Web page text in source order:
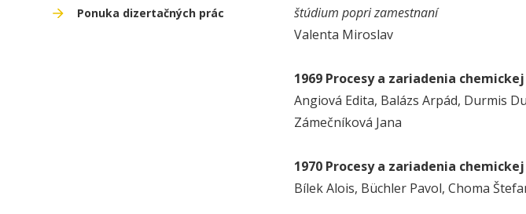
Ponuka dizertačných prác
štúdium popri zamestnaní
Valenta Miroslav
1969 Procesy a zariadenia
Angiová Edita, Balázs Arpád, Durmis
Zámečníková Jana
1970 Procesy a zariadenia
Bílek Alois, Büchler Pavol, Choma